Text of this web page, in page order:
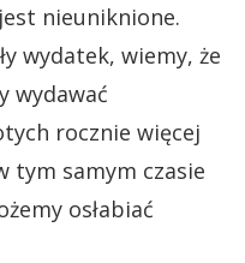
nieuniknione.
wydatek, wiemy, że
wydawać
rocznie więcej
tym samym czasie
osłabiać